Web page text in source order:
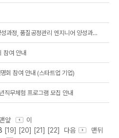
K-Move 미국 경영정보전문가 양성과정, 품질공정관리 엔지니어 양성과정 안내
참여 안내
참여 안내 (스타트업 기업)
무체험 프로그램 모집 안내
맨앞
이
[19] [20] [21] [22] 다음 맨뒤